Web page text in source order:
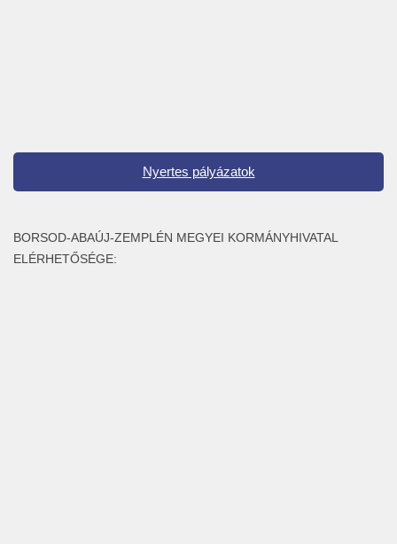
Nyertes pályázatok
BORSOD-ABAÚJ-ZEMPLÉN MEGYEI KORMÁNYHIVATAL
ELÉRHETŐSÉGE: